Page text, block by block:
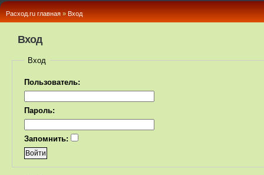
Расход.ru главная » Вход
Вход
Вход
Пользователь:
Пароль:
Запомнить: